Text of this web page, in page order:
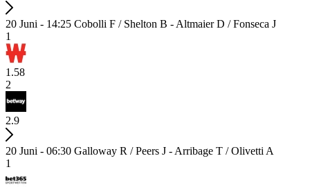
20 Juni - 14:25 Cobolli F / Shelton B - Altmaier D / Fonseca J
1
1.58
2
2.9
20 Juni - 06:30 Galloway R / Peers J - Arribage T / Olivetti A
1